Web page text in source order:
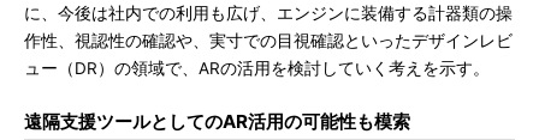
に、今後は社内での利用も広げ、エンジンに装備する計器類の操
作性、視認性の確認や、実寸での目視確認といったデザインレビ
ュー（DR）の領域で、ARの活用を検討していく考えを示す。
遠隔支援ツールとしてのAR活用の可能性も模索